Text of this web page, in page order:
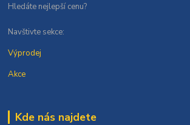
Hledáte nejlepší cenu?
Navštivte sekce:
Výprodej
Akce
Kde nás najdete